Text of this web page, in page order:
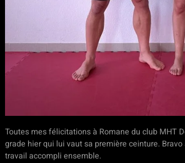
Toutes mes félicitations à Romane du club MHT
grade hier qui lui vaut sa première ceinture.
travail accompli ensemble.